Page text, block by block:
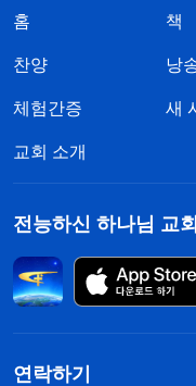
홈 책
찬양 낭
체험간증 새
교회 소개
전능하신 하나님 교
연락하기